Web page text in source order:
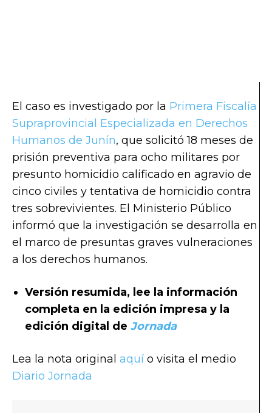
El caso es investigado por la Primera Fiscalía
Supraprovincial Especializada en Derechos
Humanos de Junín, que solicitó 18 meses de
prisión preventiva para ocho militares por
presunto homicidio calificado en agravio de
cinco civiles y tentativa de homicidio contra
tres sobrevivientes. El Ministerio Público
informó que la investigación se desarrolla en
el marco de presuntas graves vulneraciones
a los derechos humanos.
Versión resumida, lee la información
completa en la edición impresa y la
edición digital de Jornada
Lea la nota original aquí o visita el medio
Diario Jornada